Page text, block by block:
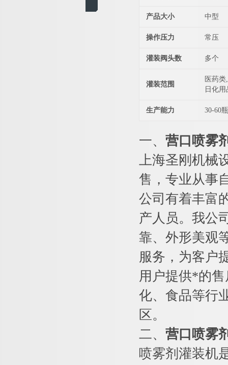
产品大小 中型
操作压力 常压
灌装阀头数 多个
灌装范围
医药
日化
生产能力 30-60
一、 营口喷雾
上海圣刚机械
售，专业从事
公司有着丰富
产人员。我公
靠、外形美观
服务，为客户
用户提供*的
化、食品等行
区。
二、 营口喷雾
喷雾剂灌装机